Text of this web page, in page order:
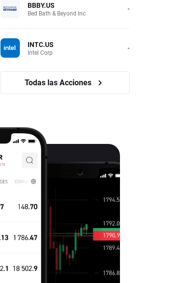
BBBY.US
Bed Bath & Beyond Inc -
INTC.US
Intel Corp -
Todas las Acciones